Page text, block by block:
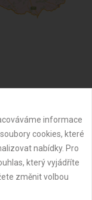
02:45:07
informace
cookies, které
nabídky. Pro
který vyjádříte
změnit volbou